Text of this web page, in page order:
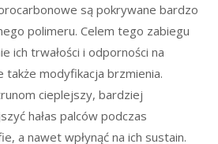
są pokrywane bardzo
polimeru. Celem tego zabiegu
ich trwałości i odporności na
także modyfikacja brzmienia.
cieplejszy, bardziej
hałas palców podczas
a nawet wpłynąć na ich sustain.